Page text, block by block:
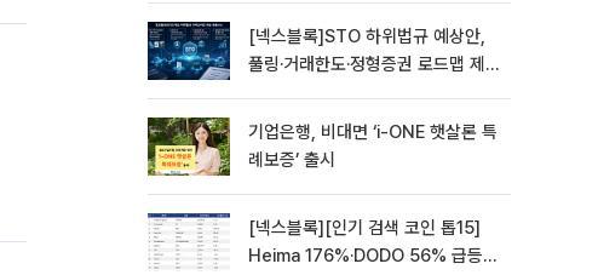
[넥스블록]STO 하위법규 예상안,
풀링·거래한도·정형증권 로드맵 제
기업은행, 비대면 ‘i-ONE 햇살론 특
례보증’ 출시
[넥스블록][인기 검색 코인 톱15]
Heima 176%·DODO 56% 급등…